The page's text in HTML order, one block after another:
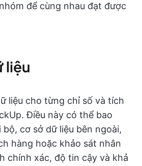
để cùng nhau đạt được
liệu
liệu cho từng chỉ số và tích
Điều này có thể bao
cơ sở dữ liệu bên ngoài,
hàng hoặc khảo sát nhân
chính xác, độ tin cậy và khả